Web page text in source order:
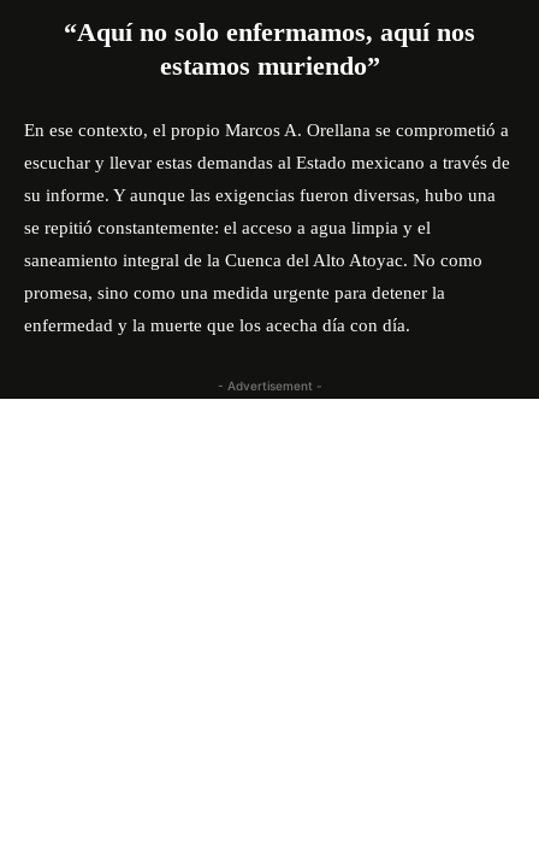
“Aquí no solo enfermamos, aquí nos
estamos muriendo”
En ese contexto, el propio Marcos A. Orellana se comprometió a
escuchar y llevar estas demandas al Estado mexicano a través de
su informe. Y aunque las exigencias fueron diversas, hubo una
se repitió constantemente: el acceso a agua limpia y el
saneamiento integral de la Cuenca del Alto Atoyac. No como
promesa, sino como una medida urgente para detener la
enfermedad y la muerte que los acecha día con día.
- Advertisement -